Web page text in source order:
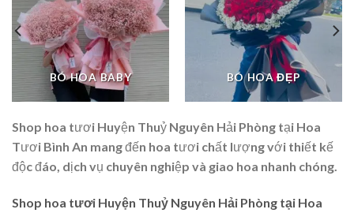
BÓ HOA BABY BÓ HOA ĐẸP
Shop hoa tươi Huyện Thuỷ Nguyên Hải Phòng tại Hoa
Tươi Bình An mang đến hoa tươi chất lượng với thiết kế
độc đáo, dịch vụ chuyên nghiệp và giao hoa nhanh chóng.
Shop hoa tươi Huyện Thuỷ Nguyên Hải Phòng tại Hoa